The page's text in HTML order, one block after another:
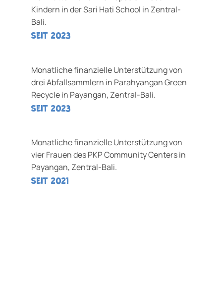
Kindern in der Sari Hati School in Zentral-
Bali.
seit 2023
Monatliche finanzielle Unterstützung von
drei Abfallsammlern in Parahyangan Green
Recycle in Payangan, Zentral-Bali.
seit 2023
Monatliche finanzielle Unterstützung von
vier Frauen des PKP Community Centers in
Payangan, Zentral-Bali.
Seit 2021